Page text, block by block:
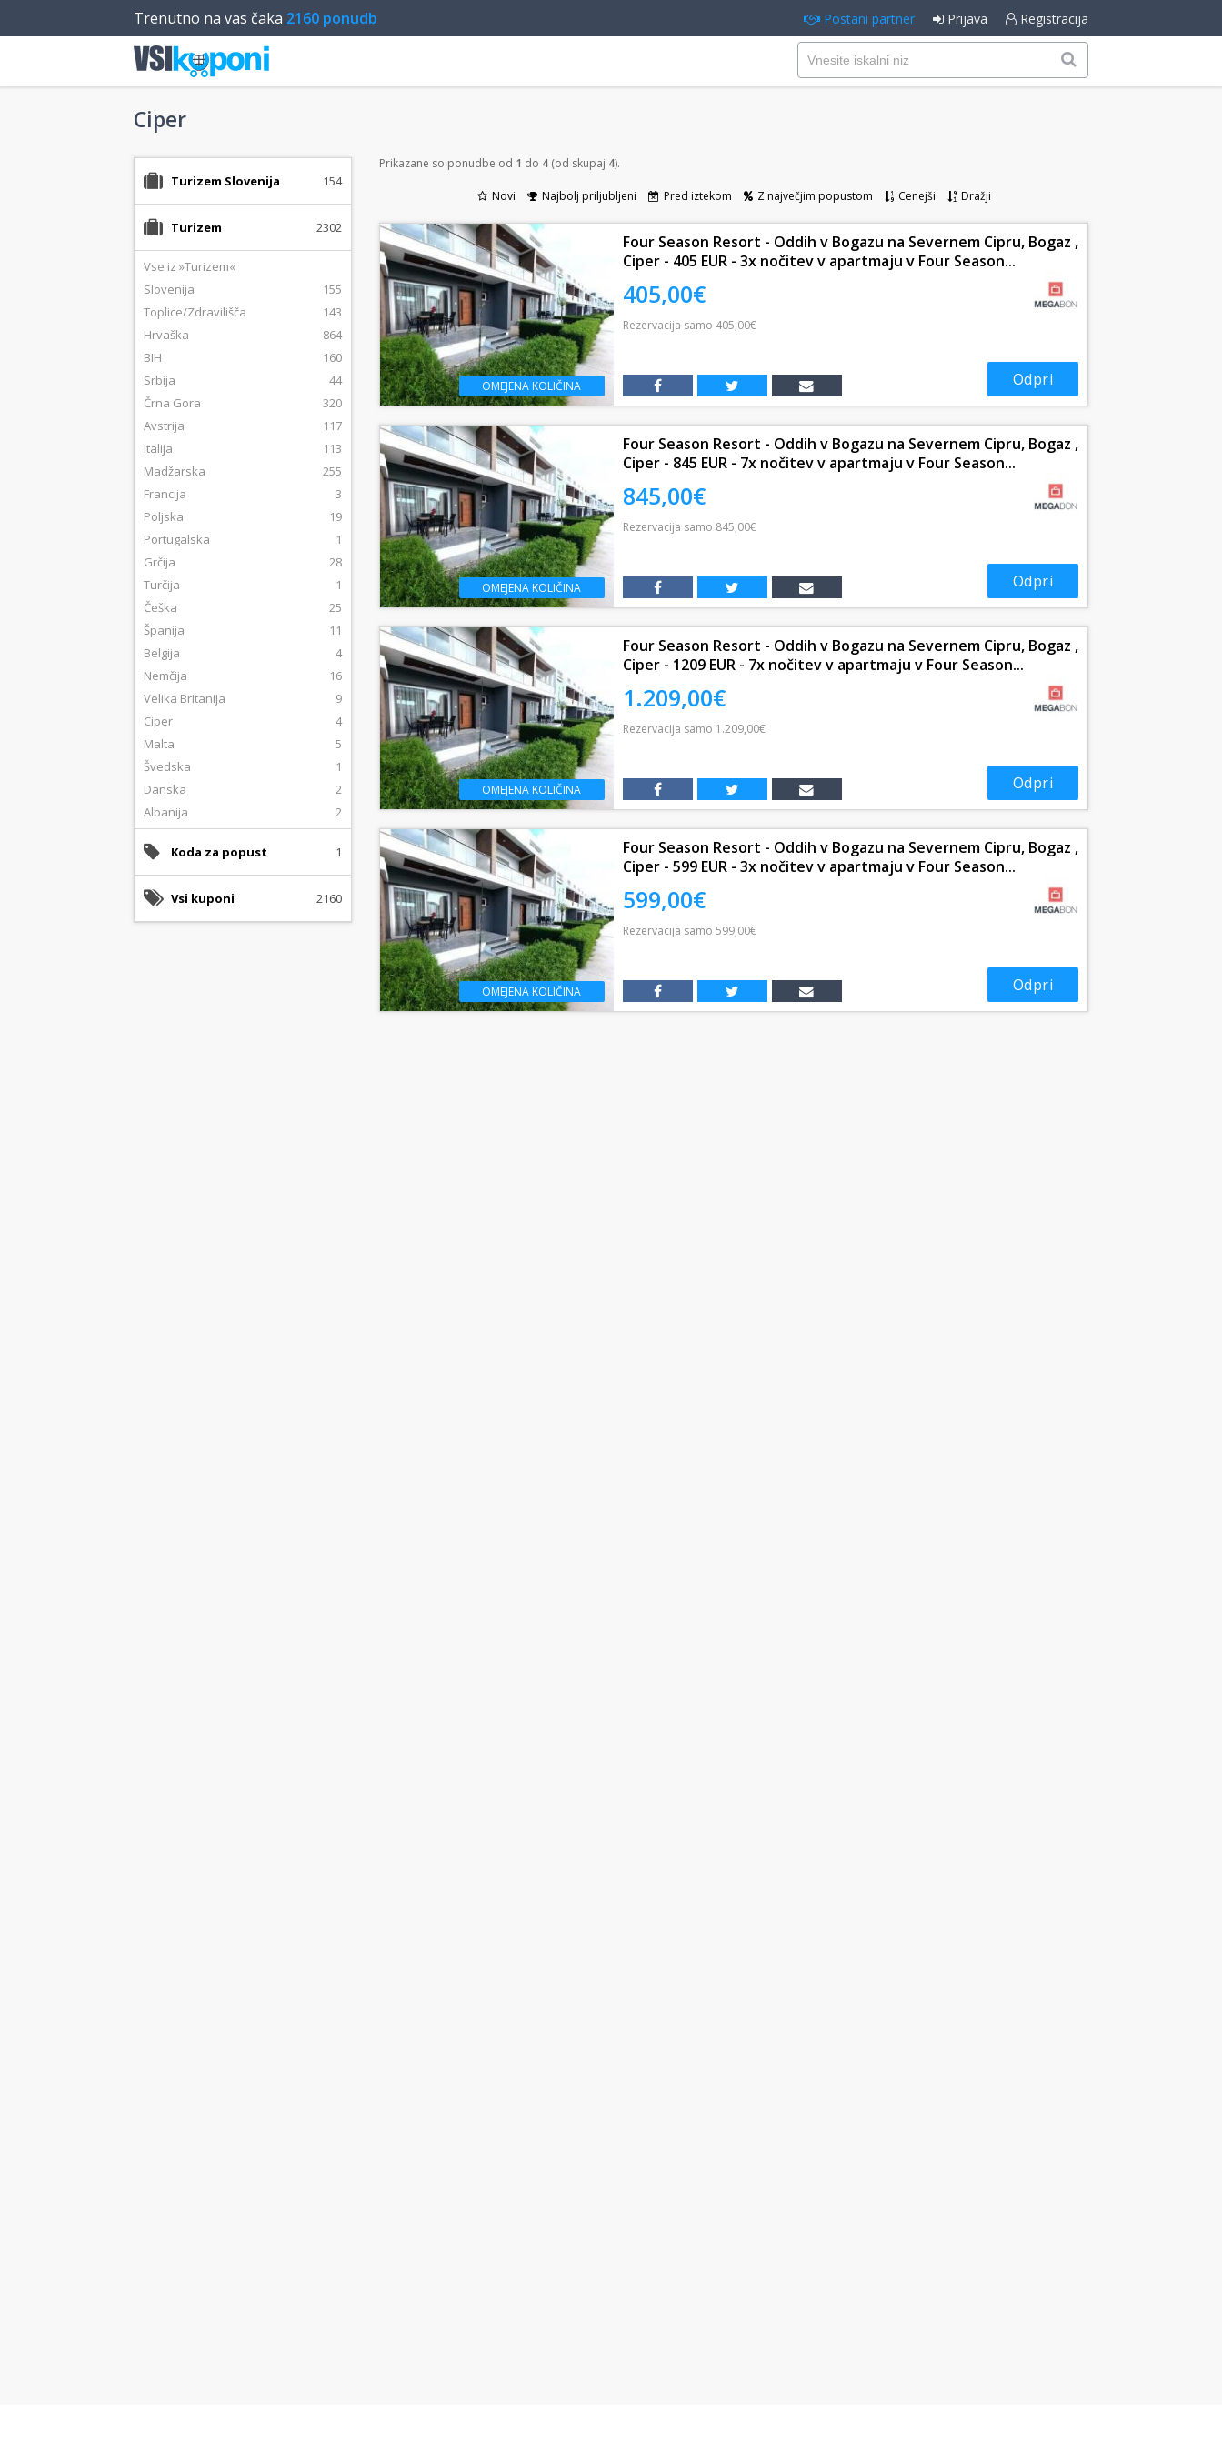
Trenutno na vas čaka 2160 ponudb Postani partner Prijava Registracija
Ciper
Turizem Slovenija 154
Turizem 2302
Vse iz »Turizem«
Slovenija
155
Toplice/Zdravilišča
143
Hrvaška
864
BIH
160
Srbija
44
Črna Gora
320
Avstrija
117
Italija
113
Madžarska
255
Francija
3
Poljska
19
Portugalska
1
Grčija
28
Turčija
1
Češka
25
Španija
11
Belgija
4
Nemčija
16
Velika Britanija
9
Ciper
4
Malta
5
Švedska
1
Danska
2
Albanija
2
Koda za popust 1
Vsi kuponi 2160
Prikazane so ponudbe od 1 do 4 (od skupaj 4).
Novi Najbolj priljubljeni Pred iztekom Z največjim popustom Cenejši Dražji
OMEJENA KOLIČINA
Four Season Resort - Oddih v Bogazu na Severnem Cipru, Bogaz ,
Ciper - 405 EUR - 3x nočitev v apartmaju v Four Season...
405,00€
Rezervacija samo 405,00€
Odpri
OMEJENA KOLIČINA
Four Season Resort - Oddih v Bogazu na Severnem Cipru, Bogaz ,
Ciper - 845 EUR - 7x nočitev v apartmaju v Four Season...
845,00€
Rezervacija samo 845,00€
Odpri
OMEJENA KOLIČINA
Four Season Resort - Oddih v Bogazu na Severnem Cipru, Bogaz ,
Ciper - 1209 EUR - 7x nočitev v apartmaju v Four Season...
1.209,00€
Rezervacija samo 1.209,00€
Odpri
OMEJENA KOLIČINA
Four Season Resort - Oddih v Bogazu na Severnem Cipru, Bogaz ,
Ciper - 599 EUR - 3x nočitev v apartmaju v Four Season...
599,00€
Rezervacija samo 599,00€
Odpri